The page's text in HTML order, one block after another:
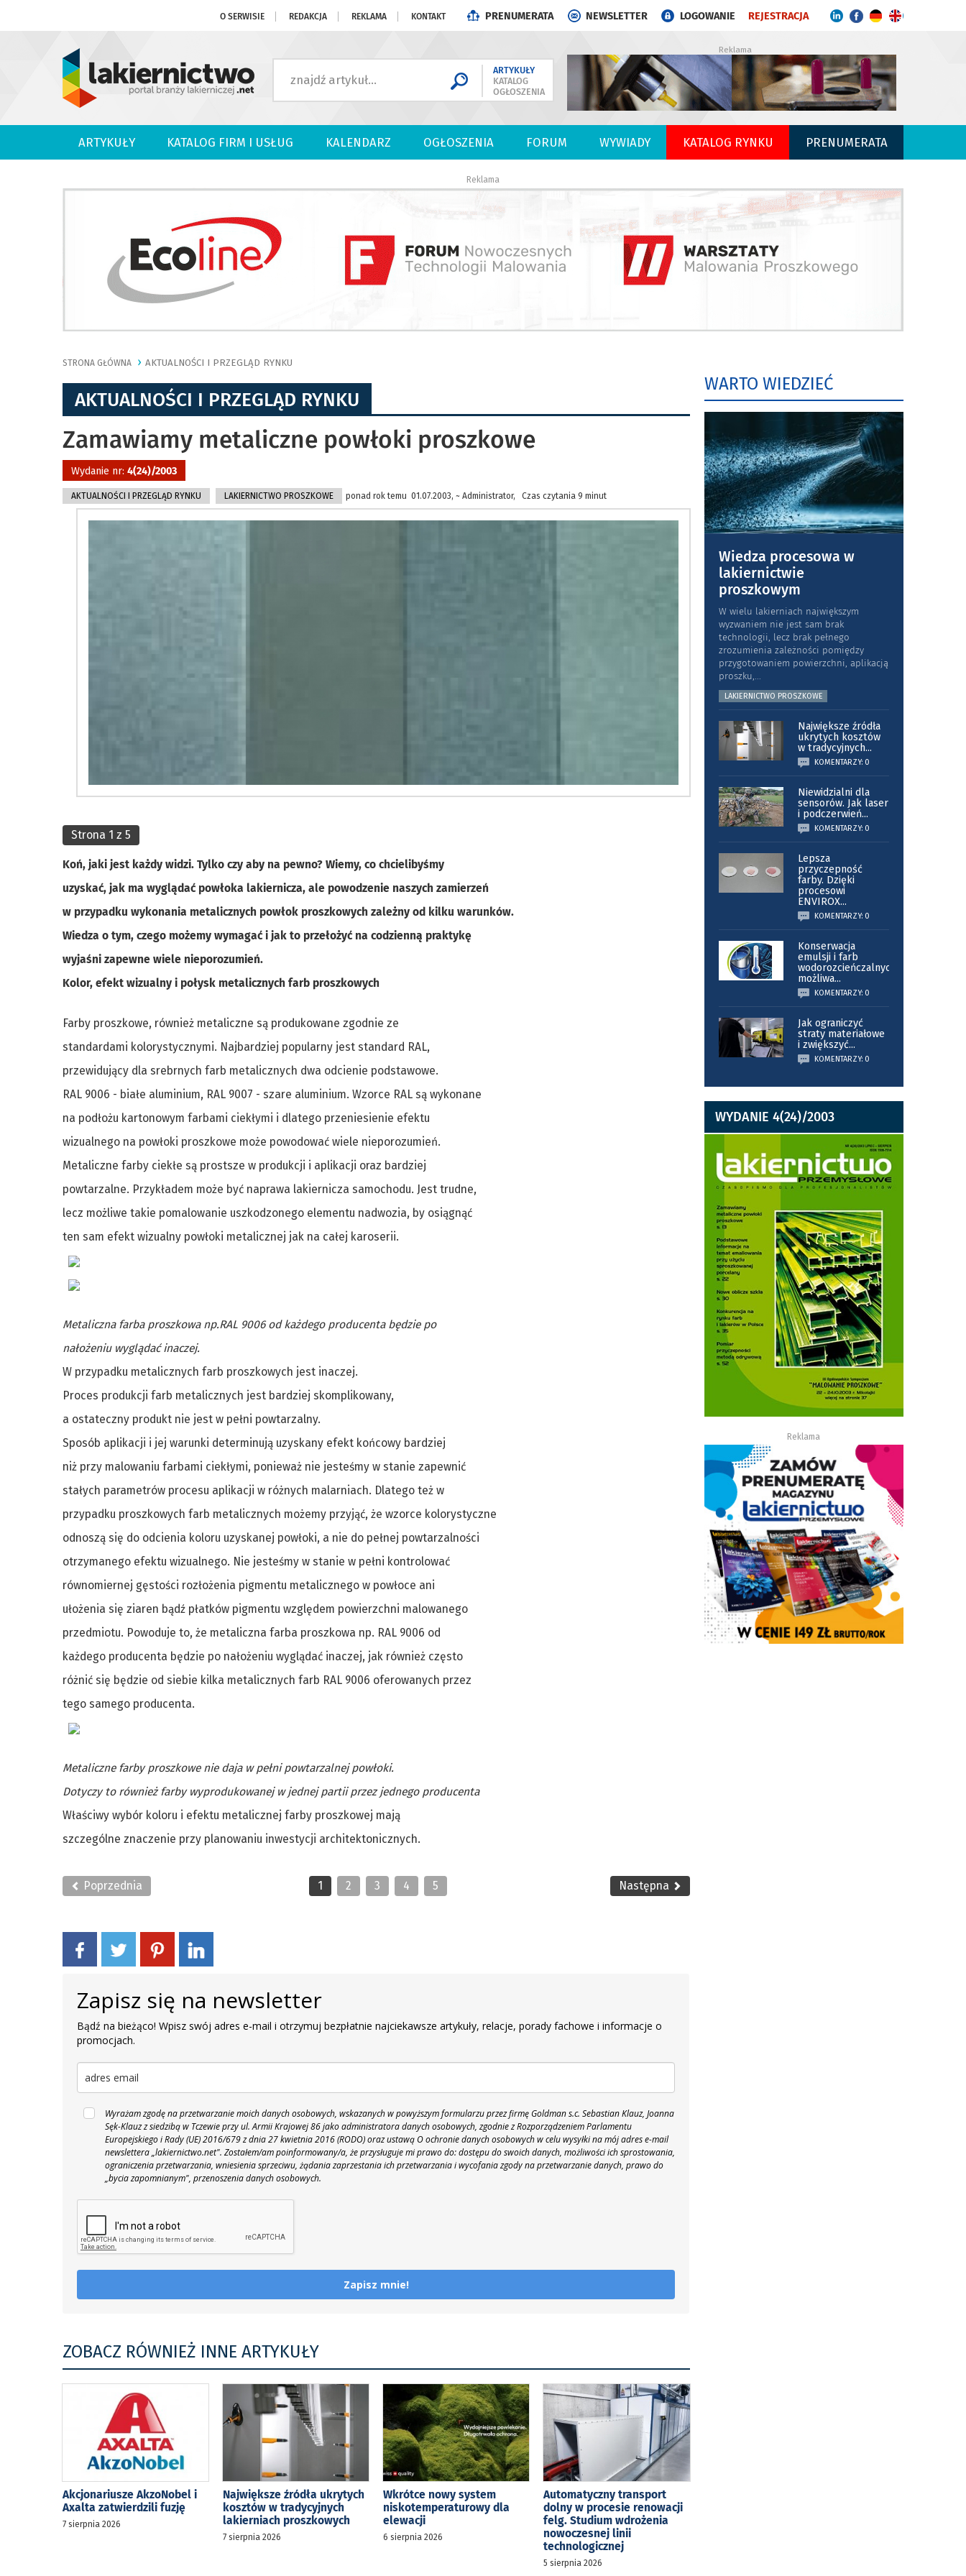
O SERWISIE REDAKCJA REKLAMA KONTAKT PRENUMERATA NEWSLETTER LOGOWANIE REJESTRACJA
ARTYKUŁY
KATALOG
OGŁOSZENIA
Reklama
ARTYKUŁY KATALOG FIRM I USŁUG KALENDARZ OGŁOSZENIA FORUM WYWIADY KATALOG RYNKU PRENUMERATA
Reklama
STRONA GŁÓWNA AKTUALNOŚCI I PRZEGLĄD RYNKU
AKTUALNOŚCI I PRZEGLĄD RYNKU
Zamawiamy metaliczne powłoki proszkowe
Wydanie nr: 4(24)/2003
AKTUALNOŚCI I PRZEGLĄD RYNKU LAKIERNICTWO PROSZKOWE ponad rok temu 01.07.2003, ~ Administrator, Czas czytania 9 minut
Strona 1 z 5
Koń, jaki jest każdy widzi. Tylko czy aby na pewno? Wiemy, co chcielibyśmy
uzyskać, jak ma wyglądać powłoka lakiernicza, ale powodzenie naszych zamierzeń
w przypadku wykonania metalicznych powłok proszkowych zależny od kilku warunków.
Wiedza o tym, czego możemy wymagać i jak to przełożyć na codzienną praktykę
wyjaśni zapewne wiele nieporozumień.
Kolor, efekt wizualny i połysk metalicznych farb proszkowych
Farby proszkowe, również metaliczne są produkowane zgodnie ze
standardami kolorystycznymi. Najbardziej popularny jest standard RAL,
przewidujący dla srebrnych farb metalicznych dwa odcienie podstawowe.
RAL 9006 - białe aluminium, RAL 9007 - szare aluminium. Wzorce RAL są wykonane
na podłożu kartonowym farbami ciekłymi i dlatego przeniesienie efektu
wizualnego na powłoki proszkowe może powodować wiele nieporozumień.
Metaliczne farby ciekłe są prostsze w produkcji i aplikacji oraz bardziej
powtarzalne. Przykładem może być naprawa lakiernicza samochodu. Jest trudne,
lecz możliwe takie pomalowanie uszkodzonego elementu nadwozia, by osiągnąć
ten sam efekt wizualny powłoki metalicznej jak na całej karoserii.
Metaliczna farba proszkowa np.RAL 9006 od każdego producenta będzie po
nałożeniu wyglądać inaczej.
W przypadku metalicznych farb proszkowych jest inaczej.
Proces produkcji farb metalicznych jest bardziej skomplikowany,
a ostateczny produkt nie jest w pełni powtarzalny.
Sposób aplikacji i jej warunki determinują uzyskany efekt końcowy bardziej
niż przy malowaniu farbami ciekłymi, ponieważ nie jesteśmy w stanie zapewnić
stałych parametrów procesu aplikacji w różnych malarniach. Dlatego też w
przypadku proszkowych farb metalicznych możemy przyjąć, że wzorce kolorystyczne
odnoszą się do odcienia koloru uzyskanej powłoki, a nie do pełnej powtarzalności
otrzymanego efektu wizualnego. Nie jesteśmy w stanie w pełni kontrolować
równomiernej gęstości rozłożenia pigmentu metalicznego w powłoce ani
ułożenia się ziaren bądź płatków pigmentu względem powierzchni malowanego
przedmiotu. Powoduje to, że metaliczna farba proszkowa np. RAL 9006 od
każdego producenta będzie po nałożeniu wyglądać inaczej, jak również często
różnić się będzie od siebie kilka metalicznych farb RAL 9006 oferowanych przez
tego samego producenta.
Metaliczne farby proszkowe nie daja w pełni powtarzalnej powłoki.
Dotyczy to również farby wyprodukowanej w jednej partii przez jednego producenta
Właściwy wybór koloru i efektu metalicznej farby proszkowej mają
szczególne znaczenie przy planowaniu inwestycji architektonicznych.
Poprzednia 1 2 3 4 5 Następna
Zapisz się na newsletter
Bądź na bieżąco! Wpisz swój adres e-mail i otrzymuj bezpłatnie najciekawsze artykuły, relacje, porady fachowe i informacje o
promocjach.
Wyrażam zgodę na przetwarzanie moich danych osobowych, wskazanych w powyższym formularzu przez firmę Goldman s.c. Sebastian Klauz, Joanna
Sęk-Klauz z siedzibą w Tczewie przy ul. Armii Krajowej 86 jako administratora danych osobowych, zgodnie z Rozporządzeniem Parlamentu
Europejskiego i Rady (UE) 2016/679 z dnia 27 kwietnia 2016 (RODO) oraz ustawą O ochronie danych osobowych w celu wysyłki na mój adres e-mail
newslettera „lakiernictwo.net". Zostałem/am poinformowany/a, że przysługuje mi prawo do: dostępu do swoich danych, możliwości ich sprostowania,
ograniczenia przetwarzania, wniesienia sprzeciwu, żądania zaprzestania ich przetwarzania i wycofania zgody na przetwarzanie danych, prawo do
„bycia zapomnianym", przenoszenia danych osobowych.
Zapisz mnie!
ZOBACZ RÓWNIEŻ INNE ARTYKUŁY
Akcjonariusze AkzoNobel i
Axalta zatwierdzili fuzję
7 sierpnia 2026
Największe źródła ukrytych
kosztów w tradycyjnych
lakierniach proszkowych
7 sierpnia 2026
Wkrótce nowy system
niskotemperaturowy dla
elewacji
6 sierpnia 2026
Automatyczny transport
dolny w procesie renowacji
felg. Studium wdrożenia
nowoczesnej linii
technologicznej
5 sierpnia 2026
WARTO WIEDZIEĆ
Wiedza procesowa w
lakiernictwie
proszkowym
W wielu lakierniach największym
wyzwaniem nie jest sam brak
technologii, lecz brak pełnego
zrozumienia zależności pomiędzy
przygotowaniem powierzchni, aplikacją
proszku,...
LAKIERNICTWO PROSZKOWE
Największe źródła
ukrytych kosztów
w tradycyjnych...
KOMENTARZY: 0
Niewidzialni dla
sensorów. Jak laser
i podczerwień...
KOMENTARZY: 0
Lepsza
przyczepność
farby. Dzięki
procesowi
ENVIROX...
KOMENTARZY: 0
Konserwacja
emulsji i farb
wodorozcieńczalnych
możliwa...
KOMENTARZY: 0
Jak ograniczyć
straty materiałowe
i zwiększyć...
KOMENTARZY: 0
WYDANIE 4(24)/2003
Reklama